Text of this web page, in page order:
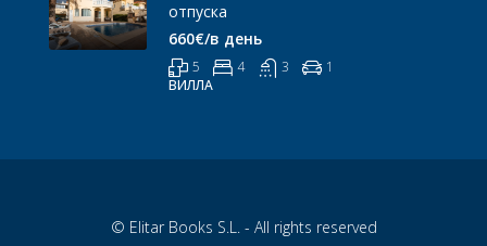
отпуска
660€/в день
5 4 3
1
ВИЛЛА
© Elitar Books S.L. - All rights reserved